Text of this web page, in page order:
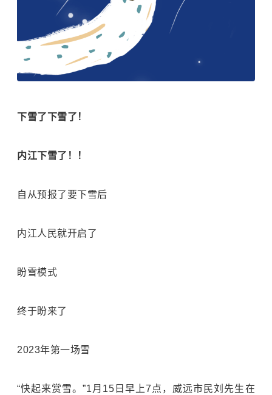
下雪了下雪了！
内江下雪了！！
自从预报了要下雪后
内江人民就开启了
盼雪模式
终于盼来了
2023年第一场雪
“快起来赏雪。”1月15日早上7点，威远市民刘先生在